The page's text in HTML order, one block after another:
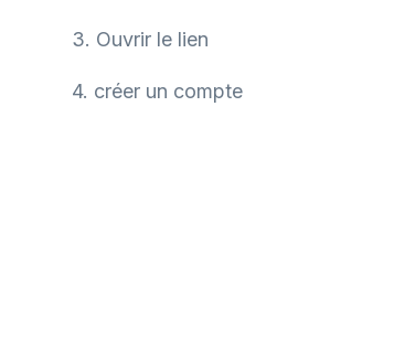
3. Ouvrir le lien
4. créer un compte